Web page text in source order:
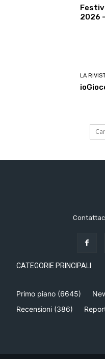
2026
LA
CATEGORIE PRINCIPALI
Primo piano (6645)
Recensioni (386)